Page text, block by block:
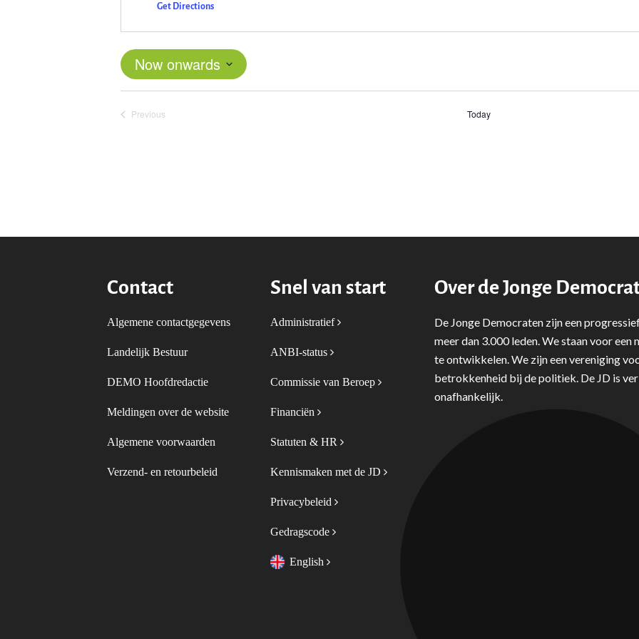
Get Directions
Now onwards
Select
Previous
Today
Contact
Algemene contactgegevens
Landelijk Bestuur
DEMO Hoofdredactie
Meldingen over de website
Algemene voorwaarden
Verzend- en retourbeleid
Snel van start
Administratief
ANBI-status
Commissie van Beroep
Financiën
Statuten & HR
Kennismaken met de JD
Privacybeleid
Gedragscode
English
Over de Jonge
De Jonge Democraten zijn een
meer dan 3.000 leden. We staan voor
te ontwikkelen. We zijn een vereniging
betrokkenheid bij de politiek. De JD is
onafhankelijk.